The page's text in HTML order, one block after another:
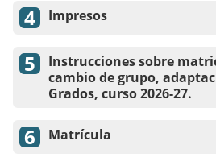
Impresos
Instrucciones sobre
cambio de grupo,
Grados, curso 2026-27.
Matrícula